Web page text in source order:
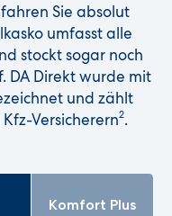
Sie absolut
umfasst alle
stockt sogar noch
DA Direkt wurde mit
und zählt
Versicherern2.
Komfort Plus